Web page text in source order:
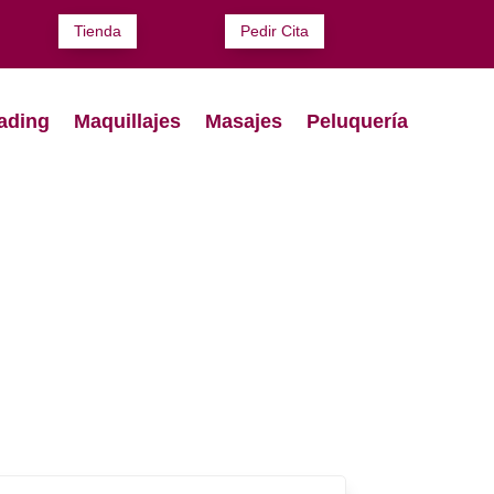
Tienda Pedir Cita
Maquillajes Masajes Peluquería